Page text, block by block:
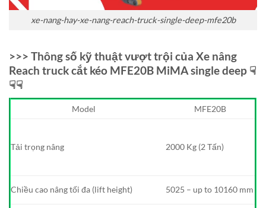
xe-nang-hay-xe-nang-reach-truck-single-deep-mfe20b
>>> Thông số kỹ thuật vượt trội của Xe nâng
Reach truck cắt kéo MFE20B MiMA single deep ☟
☟☟
Model MFE20B
Tải trọng nâng 2000 Kg (2 Tấn)
Chiều cao nâng tối đa (lift height) 5025 – up to 10160 mm